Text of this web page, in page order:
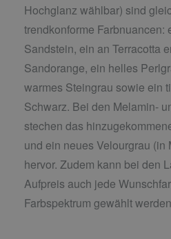
Hochglanz wählbar) sind
trendkonforme Farbnuancen:
Sandstein, ein an Terracotta
Sandorange, ein helles
warmes Steingrau sowie ein
Schwarz. Bei den Melamin-
stechen das
und ein neues Velourgrau (in
hervor. Zudem kann bei den
Aufpreis auch jede
Farbspektrum gewählt